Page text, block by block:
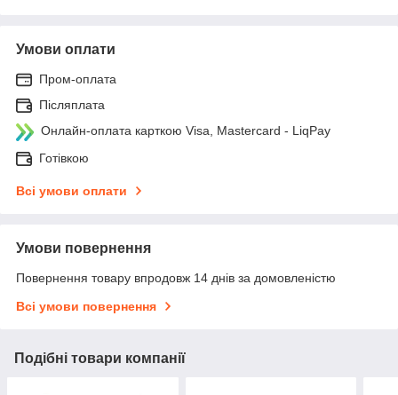
Умови оплати
Пром-оплата
Післяплата
Онлайн-оплата карткою Visa, Mastercard - LiqPay
Готівкою
Всі умови оплати
Умови повернення
Повернення товару впродовж 14 днів за домовленістю
Всі умови повернення
Подібні товари компанії